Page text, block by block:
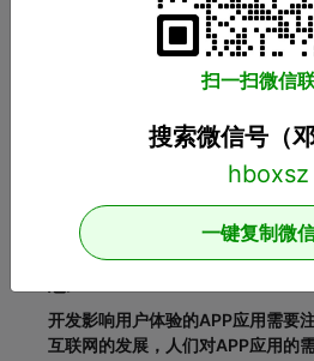
广州小程序开发 广州APP开发
APP开发：在设计APP时这
开发影响用户体验的APP应用需要
互联网的发展，人们对APP应用的
扫一扫微信
搜索微信号（邓
一键复制微